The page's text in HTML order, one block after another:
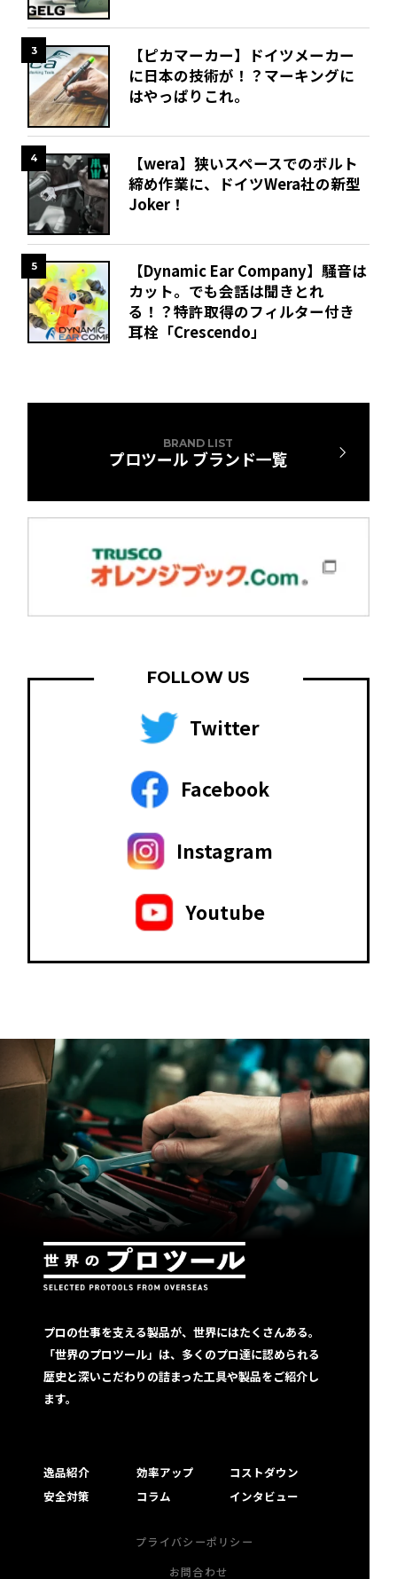
3
【ピカマーカー】ドイツメーカー
に日本の技術が！？マーキングに
はやっぱりこれ。
4
【wera】狭いスペースでのボルト
締め作業に、ドイツWera社の新型
Joker！
5
【Dynamic Ear Company】騒音は
カット。でも会話は聞きとれ
る！？特許取得のフィルター付き
耳栓「Crescendo」
BRAND LIST
プロツール ブランド一覧
FOLLOW US
Twitter
Facebook
Instagram
Youtube
プロの仕事を支える製品が、世界にはたくさんある。
「世界のプロツール」は、多くのプロ達に認められる
歴史と深いこだわりの詰まった工具や製品をご紹介し
ます。
逸品紹介 効率アップ
コストダウン
安全対策
コラム インタビュー
プライバシーポリシー
お問合わせ